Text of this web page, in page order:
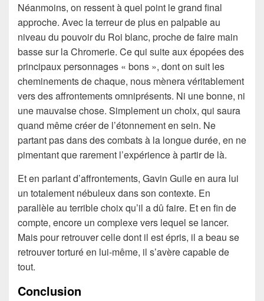
Néanmoins, on ressent à quel point le grand final
approche. Avec la terreur de plus en palpable au
niveau du pouvoir du Roi blanc, proche de faire main
basse sur la Chromerie. Ce qui suite aux épopées des
principaux personnages « bons », dont on suit les
cheminements de chaque, nous mènera véritablement
vers des affrontements omniprésents. Ni une bonne, ni
une mauvaise chose. Simplement un choix, qui saura
quand même créer de l’étonnement en sein. Ne
partant pas dans des combats à la longue durée, en ne
pimentant que rarement l’expérience à partir de là.
Et en parlant d’affrontements, Gavin Guile en aura lui
un totalement nébuleux dans son contexte. En
parallèle au terrible choix qu’il a dû faire. Et en fin de
compte, encore un complexe vers lequel se lancer.
Mais pour retrouver celle dont il est épris, il a beau se
retrouver torturé en lui-même, il s’avère capable de
tout.
Conclusion